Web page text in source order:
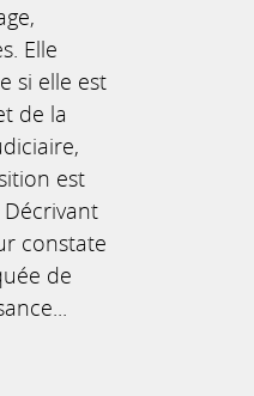
Elle
si elle est
de la
est
constate
de